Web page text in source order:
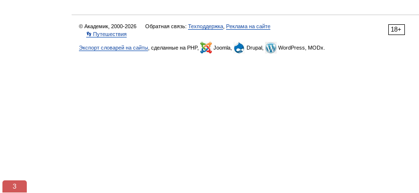
18+
© Академик, 2000-2026 Обратная связь: Техподдержка Реклама на сайте
👣 Путешествия
Экспорт словарей на сайты , сделанные на PHP, Joomla, Drupal, WordPress, MODx.
3